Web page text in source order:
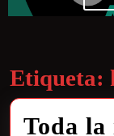
Etiqueta:
Toda